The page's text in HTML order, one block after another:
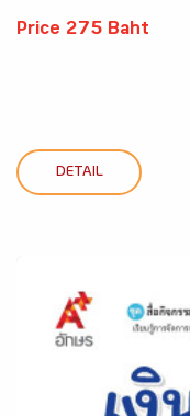
Price 275 Baht
DETAIL